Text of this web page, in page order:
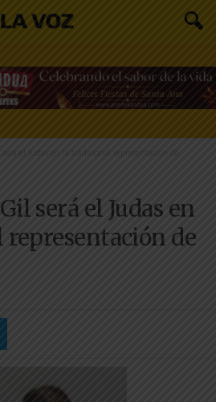
será el Judas en la tradicional representación de
será el Judas en
de